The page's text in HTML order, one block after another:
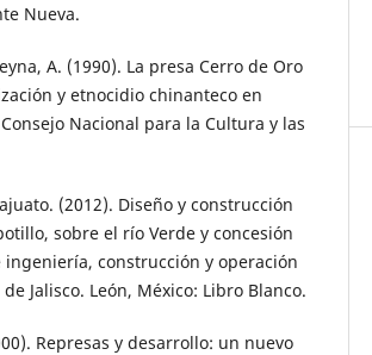
Nueva.
A. (1990). La presa Cerro de Oro
y etnocidio chinanteco en
Nacional para la Cultura y las
(2012). Diseño y construcción
sobre el río Verde y concesión
construcción y operación
Jalisco. León, México: Libro Blanco.
Represas y desarrollo: un nuevo